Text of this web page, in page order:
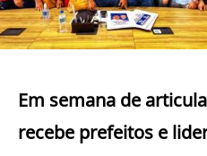
Em semana de
recebe prefeitos e